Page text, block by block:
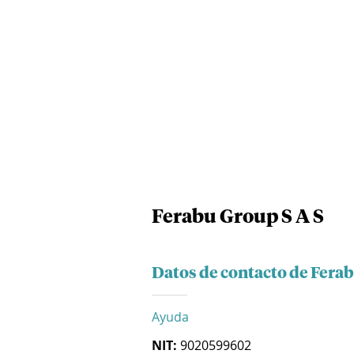
Ferabu Group S A S
Datos de contacto de
Ayuda
NIT: 9020599602